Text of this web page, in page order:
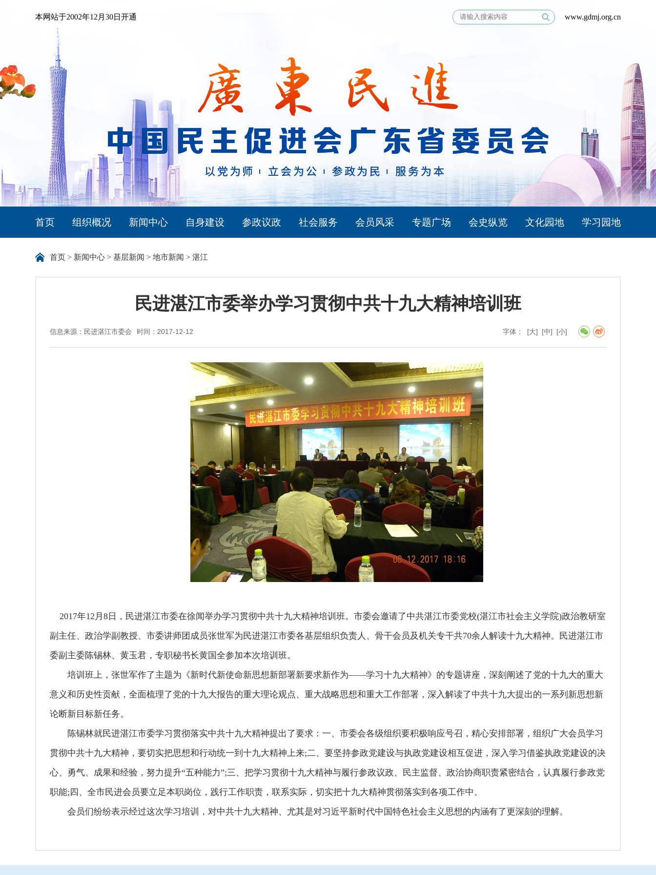
本网站于2002年12月30日开通 www.gdmj.org.cn
首页 组织概况 新闻中心 自身建设 参政议政 社会服务 会员风采 专题广场 会史纵览 文化园地 学习园地
首页 > 新闻中心 > 基层新闻 > 地市新闻 > 湛江
民进湛江市委举办学习贯彻中共十九大精神培训班
信息来源：民进湛江市委会 时间：2017-12-12 字体： [大] [中] [小]
2017年12月8日，民进湛江市委在徐闻举办学习贯彻中共十九大精神培训班。市委会邀请了中共湛江市委党校(湛江市社会主义学院)政治教研室
副主任、政治学副教授、市委讲师团成员张世军为民进湛江市委各基层组织负责人、骨干会员及机关专干共70余人解读十九大精神。民进湛江市
委副主委陈锡林、黄玉君，专职秘书长黄国全参加本次培训班。
培训班上，张世军作了主题为《新时代新使命新思想新部署新要求新作为——学习十九大精神》的专题讲座，深刻阐述了党的十九大的重大
意义和历史性贡献，全面梳理了党的十九大报告的重大理论观点、重大战略思想和重大工作部署，深入解读了中共十九大提出的一系列新思想新
论断新目标新任务。
陈锡林就民进湛江市委学习贯彻落实中共十九大精神提出了要求：一、市委会各级组织要积极响应号召，精心安排部署，组织广大会员学习
贯彻中共十九大精神，要切实把思想和行动统一到十九大精神上来;二、要坚持参政党建设与执政党建设相互促进，深入学习借鉴执政党建设的决
心、勇气、成果和经验，努力提升“五种能力”;三、把学习贯彻十九大精神与履行参政议政、民主监督、政治协商职责紧密结合，认真履行参政党
职能;四、全市民进会员要立足本职岗位，践行工作职责，联系实际，切实把十九大精神贯彻落实到各项工作中。
会员们纷纷表示经过这次学习培训，对中共十九大精神、尤其是对习近平新时代中国特色社会主义思想的内涵有了更深刻的理解。